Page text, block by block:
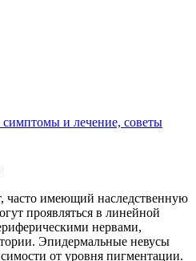
и лечение, советы
имеющий наследственную
проявляться в линейной
нервами,
Эпидермальные невусы
от уровня пигментации.